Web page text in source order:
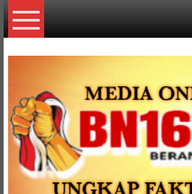
Lompat
ke